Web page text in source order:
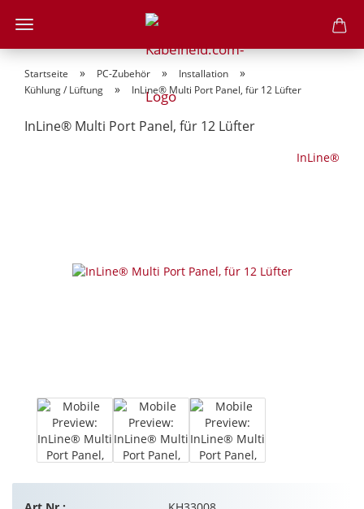
Startseite » PC-Zubehör » Installation »
Kühlung / Lüftung » InLine® Multi Port Panel, für 12 Lüfter
InLine® Multi Port Panel, für 12 Lüfter
InLine®